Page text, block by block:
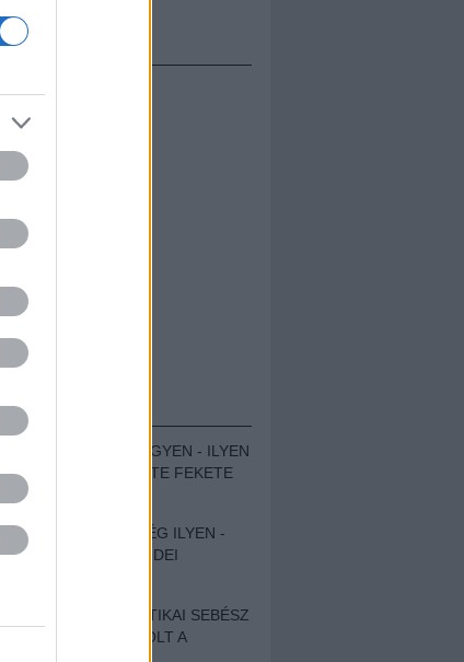
ZENÉS TÁBOR A HEGYEN - ILYEN
VOLT A VÍRUS SZÜLTE FEKETE
ZAJ FESZTIVÁL
SOHA NEM VOLT MÉG ILYEN -
BESZÁMOLÓNK AZ IDEI
EGY HALLÁSPLASZTIKAI SEBÉSZ
NAPLÓJA - ILYEN VOLT A